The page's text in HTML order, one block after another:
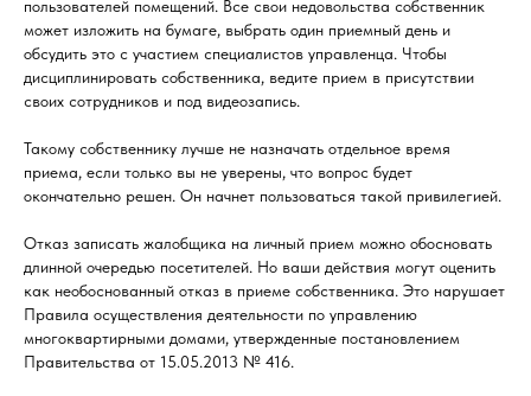
пользователей помещений. Все свои недовольства собственник
может изложить на бумаге, выбрать один приемный день и
обсудить это с участием специалистов управленца. Чтобы
дисциплинировать собственника, ведите прием в присутствии
своих сотрудников и под видеозапись.
Такому собственнику лучше не назначать отдельное время
приема, если только вы не уверены, что вопрос будет
окончательно решен. Он начнет пользоваться такой привилегией.
Отказ записать жалобщика на личный прием можно обосновать
длинной очередью посетителей. Но ваши действия могут оценить
как необоснованный отказ в приеме собственника. Это нарушает
Правила осуществления деятельности по управлению
многоквартирными домами, утвержденные постановлением
Правительства от 15.05.2013 № 416.